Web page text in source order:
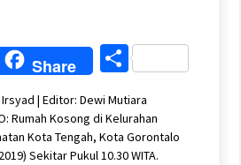
Share Share
| Editor: Dewi Mutiara
Rumah Kosong di Kelurahan
Kota Tengah, Kota Gorontalo
Sekitar Pukul 10.30 WITA.